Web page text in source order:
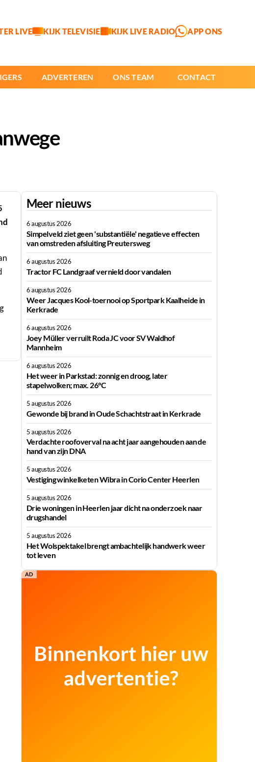
LIVE KIJK TELEVISIE KIJK LIVE RADIO APP ONS
ADVERTEREN ONS TEAM CONTACT
Meer nieuws
6 augustus 2026
Simpelveld ziet geen 'substantiële' negatieve effecten
van omstreden afsluiting Preutersweg
6 augustus 2026
Tractor FC Landgraaf vernield door vandalen
6 augustus 2026
Weer Jacques Kool-toernooi op Sportpark Kaalheide in
Kerkrade
6 augustus 2026
Joey Müller verruilt Roda JC voor SV Waldhof
Mannheim
6 augustus 2026
Het weer in Parkstad: zonnig en droog, later
stapelwolken; max. 26°C
5 augustus 2026
Gewonde bij brand in Oude Schachtstraat in Kerkrade
5 augustus 2026
Verdachte roofoverval na acht jaar aangehouden aan de
hand van zijn DNA
5 augustus 2026
Vestiging winkelketen Wibra in Corio Center Heerlen
5 augustus 2026
Drie woningen in Heerlen jaar dicht na onderzoek naar
drugshandel
5 augustus 2026
Het Wolspektakel brengt ambachtelijk handwerk weer
tot leven
AD